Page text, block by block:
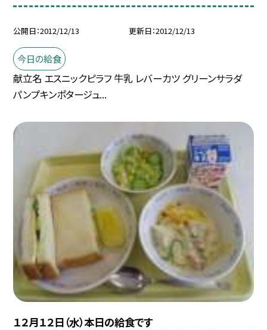
公開日 2012/12/13 更新日 2012/12/13
今日の給食
献立名 エスニックピラフ 牛乳 レバーカツ グリーンサラダ
パンプキンポタージュ...
１２月１２日（水）本日の給食です